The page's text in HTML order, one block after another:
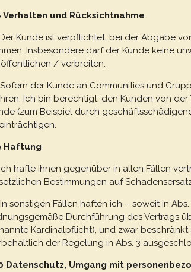
Verhalten und Rücksichtnahme
Der Kunde ist verpflichtet, bei der Abgabe
Insbesondere darf der Kunde keine
/ verbreiten.
Sofern der Kunde an Communities und
Ich bin berechtigt, den Kunden von
(zum Beispiel durch
Haftung
Ich hafte Ihnen gegenüber in allen Fällen
Bestimmungen auf
In sonstigen Fällen haften ich – soweit in
Durchführung des Vertrags
Kardinalpflicht), und zwar
der Regelung in Abs. 3
Datenschutz, Umgang mit